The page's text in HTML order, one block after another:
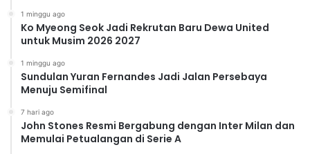
1 minggu ago
Ko Myeong Seok Jadi Rekrutan Baru Dewa United
untuk Musim 2026 2027
1 minggu ago
Sundulan Yuran Fernandes Jadi Jalan Persebaya
Menuju Semifinal
7 hari ago
John Stones Resmi Bergabung dengan Inter Milan dan
Memulai Petualangan di Serie A